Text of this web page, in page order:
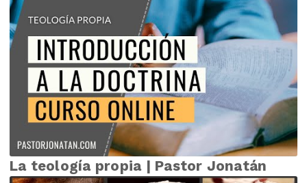
La teología propia | Pastor Jonatán